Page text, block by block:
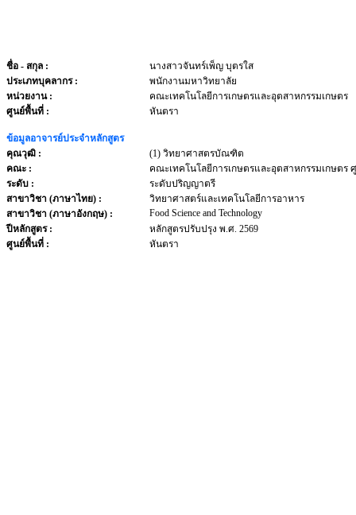
ชื่อ - สกุล :
นางสาวจันทร์เพ็ญ บุตรใส
ประเภทบุคลากร :
พนักงานมหาวิทยาลัย
หน่วยงาน :
คณะเทคโนโลยีการเกษตรและอุตสาหกรรมเกษตร
ศูนย์พื้นที่ :
หันตรา
ข้อมูลอาจารย์ประจำหลักสูตร
คุณวุฒิ :
(1) วิทยาศาสตรบัณฑิต
คณะ :
คณะเทคโนโลยีการเกษตรและอุตสาหกรรมเกษตร
ระดับ :
ระดับปริญญาตรี
สาขาวิชา (ภาษาไทย) :
วิทยาศาสตร์และเทคโนโลยีการอาหาร
สาขาวิชา (ภาษาอังกฤษ) :
Food Science and Technology
ปีหลักสูตร :
หลักสูตรปรับปรุง พ.ศ. 2569
ศูนย์พื้นที่ :
หันตรา